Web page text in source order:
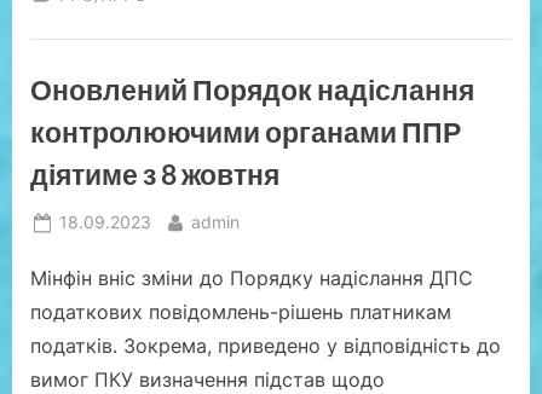
до
як
готуватися?”
Оновлений Порядок надіслання
контролюючими органами ППР
діятиме з 8 жовтня
Posted
18.09.2023 By
admin
Мінфін вніс зміни до Порядку надіслання ДПС
податкових повідомлень-рішень платникам
податків. Зокрема, приведено у відповідність до
вимог ПКУ визначення підстав щодо